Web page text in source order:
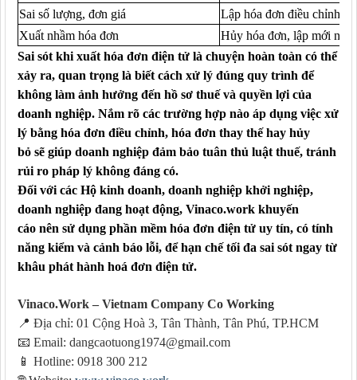
Sai số lượng, đơn giá
Lập hóa đơn điều chỉnh
Xuất nhầm hóa đơn
Hủy hóa đơn, lập mới
Sai sót khi xuất hóa đơn điện tử là chuyện hoàn toàn có thể
xảy ra, quan trọng là biết cách xử lý đúng quy trình để
không làm ảnh hưởng đến hồ sơ thuế và quyền lợi của
doanh nghiệp. Nắm rõ các trường hợp nào áp dụng việc xử
lý bằng hóa đơn điều chỉnh, hóa đơn thay thế hay hủy
bỏ sẽ giúp doanh nghiệp đảm bảo tuân thủ luật thuế, tránh
rủi ro pháp lý không đáng có.
Đối với các Hộ kinh doanh, doanh nghiệp khởi nghiệp,
doanh nghiệp đang hoạt động, Vinaco.work khuyến
cáo nên sử dụng phần mềm hóa đơn điện tử uy tín, có tính
năng kiểm và cảnh báo lỗi, để hạn chế tối đa sai sót ngay từ
khâu phát hành hoá đơn điện tử.
Vinaco.Work – Vietnam Company Co Working
📍 Địa chỉ: 01 Cộng Hoà 3, Tân Thành, Tân Phú, TP.HCM
📧 Email: dangcaotuong1974@gmail.com
📱 Hotline: 0918 300 212